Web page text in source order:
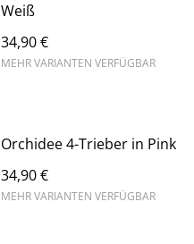
Weiß
34,90 €
MEHR VARIANTEN VERFÜGBAR
Orchidee 4-Trieber in Pink
34,90 €
MEHR VARIANTEN VERFÜGBAR